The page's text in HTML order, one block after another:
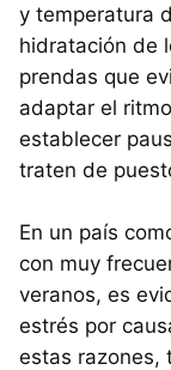
y temperatura
hidratación de
prendas que
adaptar el
establecer
traten de
En un país
con muy
veranos, es
estrés por
estas razones,